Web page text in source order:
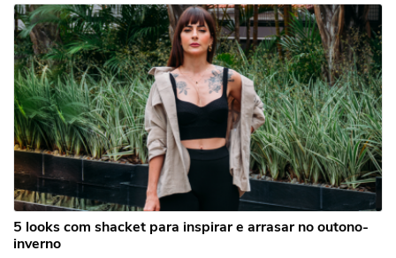
5 looks com shacket para inspirar e arrasar no outono-
inverno